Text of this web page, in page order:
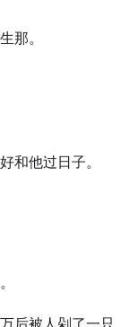
那。
和他过日子。